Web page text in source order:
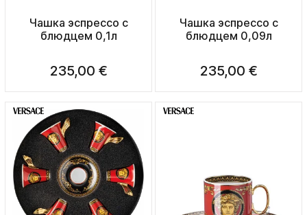
Чашка эспрессо с
блюдцем 0,1л
235,00 €
Чашка эспрессо с
блюдцем 0,09л
235,00 €